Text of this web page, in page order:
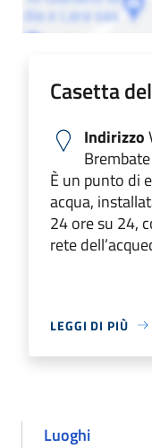
Casetta
Indirizzo
È un punto di
acqua,
24 ore su 24,
rete
LEGGI DI PIÙ
Luoghi